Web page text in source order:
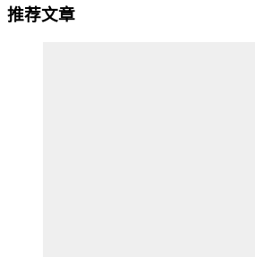
推荐文章